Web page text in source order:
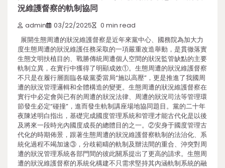
況維護督察的軌制協同
admin 03/22/2025 0 min read
展開生態周遭的狀況維護督察是近年來黨中心、國務院為加大力
度生態周遭的狀況維護任務采取的一項嚴重改造舉動，是貫徹落實
生態文明扶植目的、戰勝傳統周遭個人空間的狀況監管缺點的主要
軌制立異，在實行中獲得了明顯成效①。生態周遭的狀況維護督察
不只是在履行層面臨各級黨委當局“施以高壓”，更是推進了我國周
遭的狀況管理邏輯和全體構造的變更。生態周遭的狀況維護督察在
實行中必定會與已有的周遭的狀況法律、周遭的狀況司法等管理環
節發生必定“碰撞”，進而發生軌制講座場地協同題目。黨的二十年
夜陳述明白指出，基礎完成國度管理系統和管理才能古代化是以後
及將來一段時光內國度成長的總體目的之一。②安身于國度管理古
代化的時期佈景，跟著生態周遭的狀況維護督察軌制的法治化、系
統化過程不竭加速③，分歧範疇的軌制及辦法間的重合、沖突對周
遭的狀況管理系統各部門間的彼此關系提出了更高的請求。生態周
遭的狀況維護督察的系統化構建不只需求堅持其內涵軌制系統的融